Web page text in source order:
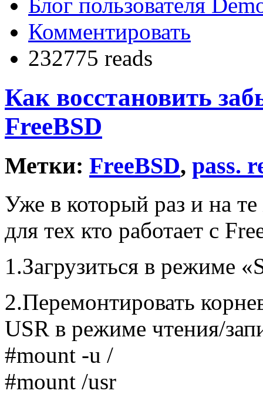
Комментировать
232775 reads
Как восстановить
FreeBSD
Метки: FreeBSD, pass.
Уже в который раз и на
для тех кто работает с
1.Загрузиться в режиме
2.Перемонтировать
USR в режиме чтения/
#mount -u /
#mount /usr